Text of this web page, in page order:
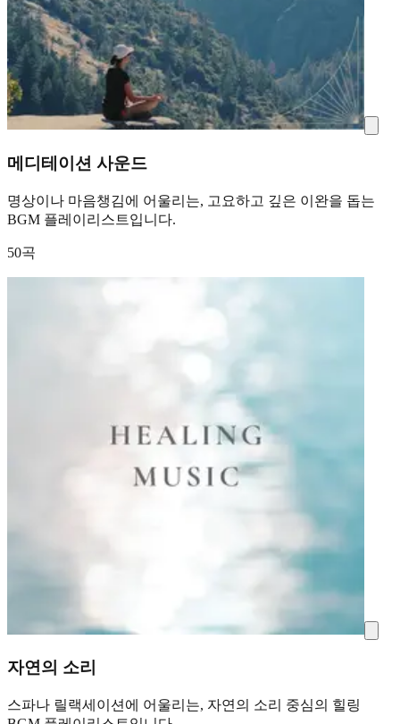
메디테이션 사운드
명상이나 마음챙김에 어울리는, 고요하고 깊은 이완을 돕는
BGM 플레이리스트입니다.
50곡
자연의 소리
스파나 릴랙세이션에 어울리는, 자연의 소리 중심의 힐링